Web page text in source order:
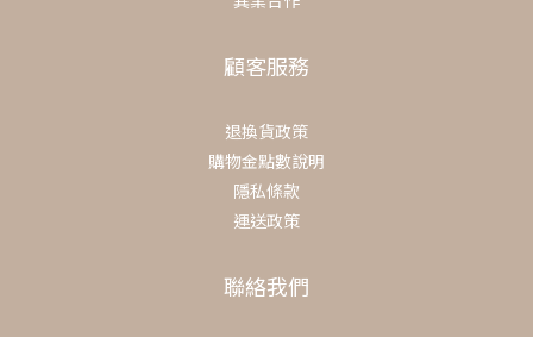
顧客服務
退換貨政策
購物金點數說明
隱私條款
運送政策
聯絡我們